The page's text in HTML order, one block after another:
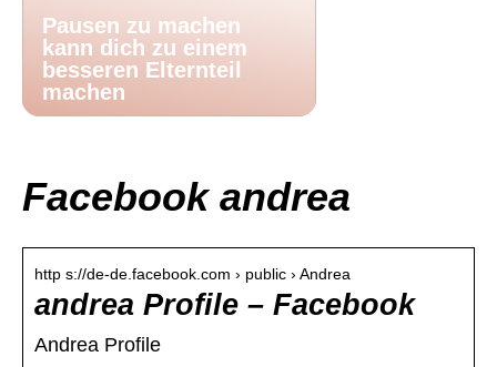
Pausen zu machen
kann dich zu einem
besseren Elternteil
machen
Facebook andrea
http s://de-de.facebook.com › public › Andrea
andrea Profile – Facebook
Andrea Profile